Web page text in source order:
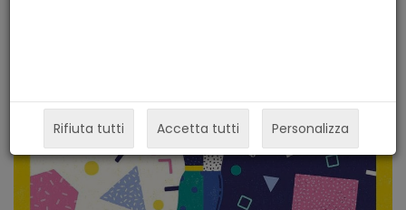
Rifiuta tutti Accetta tutti Personalizza